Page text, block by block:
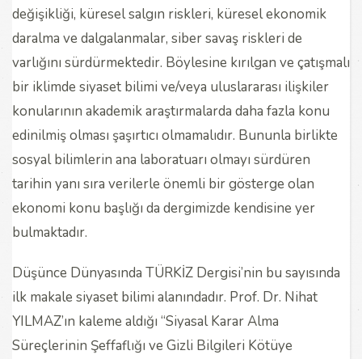
değişikliği, küresel salgın riskleri, küresel ekonomik
daralma ve dalgalanmalar, siber savaş riskleri de
varlığını sürdürmektedir. Böylesine kırılgan ve çatışmalı
bir iklimde siyaset bilimi ve/veya uluslararası ilişkiler
konularının akademik araştırmalarda daha fazla konu
edinilmiş olması şaşırtıcı olmamalıdır. Bununla birlikte
sosyal bilimlerin ana laboratuarı olmayı sürdüren
tarihin yanı sıra verilerle önemli bir gösterge olan
ekonomi konu başlığı da dergimizde kendisine yer
bulmaktadır.
Düşünce Dünyasında TÜRKİZ Dergisi’nin bu sayısında
ilk makale siyaset bilimi alanındadır. Prof. Dr. Nihat
YILMAZ’ın kaleme aldığı “Siyasal Karar Alma
Süreçlerinin Şeffaflığı ve Gizli Bilgileri Kötüye